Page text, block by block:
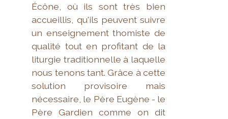
Écône, où ils sont très bien
accueillis, qu'ils peuvent suivre
un enseignement thomiste de
qualité tout en profitant de la
liturgie traditionnelle à laquelle
nous tenons tant. Grâce à cette
solution provisoire mais
nécessaire, le Père Eugène - le
Père Gardien comme on dit